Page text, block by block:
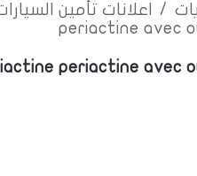
/ اعلانات تأمين
periactine avec
periactine avec